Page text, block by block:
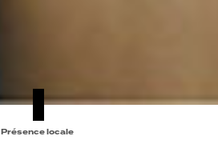
Présence locale